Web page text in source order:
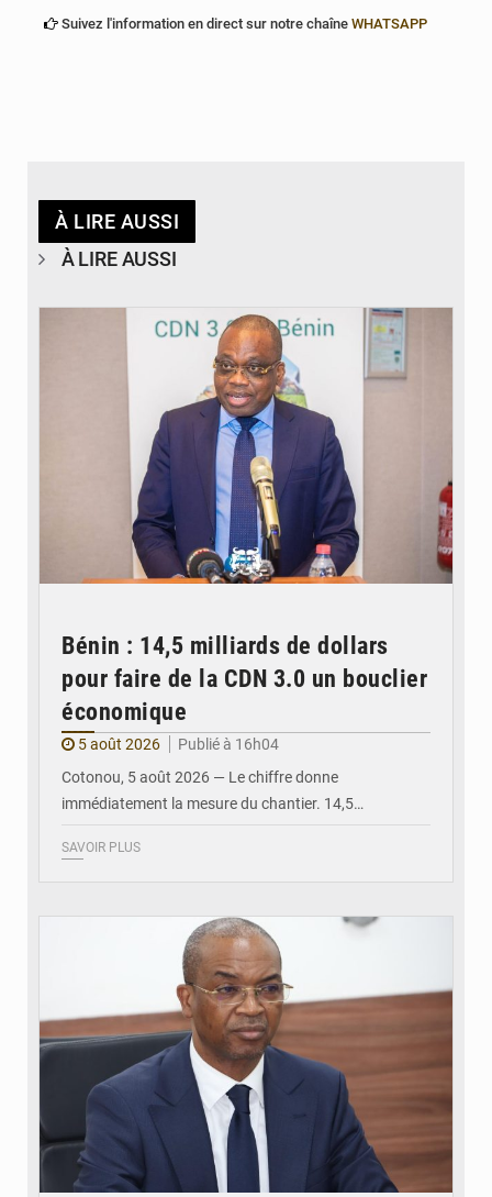
Suivez l'information en direct sur notre chaîne WHATSAPP
À LIRE AUSSI
À LIRE AUSSI
Bénin : 14,5 milliards de dollars
pour faire de la CDN 3.0 un bouclier
économique
5 août 2026
Publié à 16h04
Cotonou, 5 août 2026 — Le chiffre donne
immédiatement la mesure du chantier. 14,5…
SAVOIR PLUS